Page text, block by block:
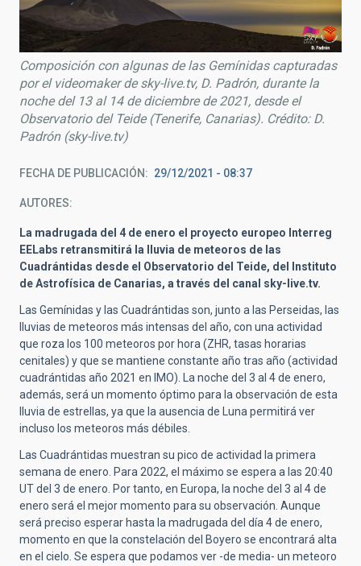
Composición con algunas de las Gemínidas capturadas
por el videomaker de sky-live.tv, D. Padrón, durante la
noche del 13 al 14 de diciembre de 2021, desde el
Observatorio del Teide (Tenerife, Canarias). Crédito: D.
Padrón (sky-live.tv)
FECHA DE PUBLICACIÓN 29/12/2021 - 08:37
AUTORES
La madrugada del 4 de enero el proyecto europeo Interreg
EELabs retransmitirá la lluvia de meteoros de las
Cuadrántidas desde el Observatorio del Teide, del Instituto
de Astrofísica de Canarias, a través del canal sky-live.tv.
Las Gemínidas y las Cuadrántidas son, junto a las Perseidas, las
lluvias de meteoros más intensas del año, con una actividad
que roza los 100 meteoros por hora (ZHR, tasas horarias
cenitales) y que se mantiene constante año tras año (actividad
cuadrántidas año 2021 en IMO). La noche del 3 al 4 de enero,
además, será un momento óptimo para la observación de esta
lluvia de estrellas, ya que la ausencia de Luna permitirá ver
incluso los meteoros más débiles.
Las Cuadrántidas muestran su pico de actividad la primera
semana de enero. Para 2022, el máximo se espera a las 20:40
UT del 3 de enero. Por tanto, en Europa, la noche del 3 al 4 de
enero será el mejor momento para su observación. Aunque
será preciso esperar hasta la madrugada del día 4 de enero,
momento en que la constelación del Boyero se encontrará alta
en el cielo. Se espera que podamos ver -de media- un meteoro